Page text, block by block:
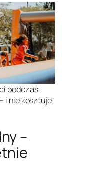
podczas
i nie kosztuje
–